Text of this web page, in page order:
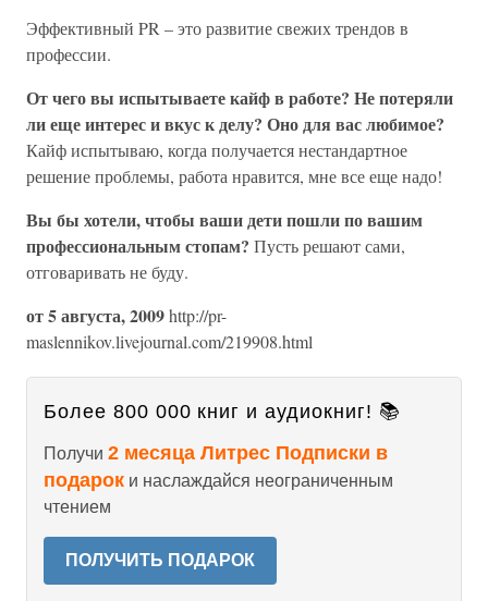
Эффективный PR – это развитие свежих трендов в
профессии.
От чего вы испытываете кайф в работе? Не потеряли
ли еще интерес и вкус к делу? Оно для вас любимое?
Кайф испытываю, когда получается нестандартное
решение проблемы, работа нравится, мне все еще надо!
Вы бы хотели, чтобы ваши дети пошли по вашим
профессиональным стопам? Пусть решают сами,
отговаривать не буду.
от 5 августа, 2009http://pr-
maslennikov.livejournal.com/219908.html
Более 800 000 книг и аудиокниг! 📚
Получи 2 месяца Литрес Подписки в
подарок и наслаждайся неограниченным
чтением
ПОЛУЧИТЬ ПОДАРОК